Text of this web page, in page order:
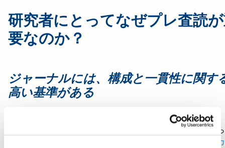
研究者にとってなぜプレ査読
要なのか？
ジャーナルには、構成と一貫性に関す
高い基準がある
査読付きジャーナルで論文を発表したり、資金提供団体か
アメリ